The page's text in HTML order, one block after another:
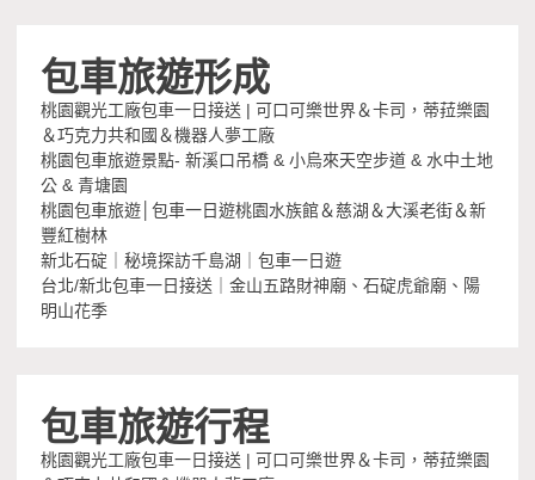
包車旅遊形成
桃園觀光工廠包車一日接送 | 可口可樂世界＆卡司，蒂菈樂園
＆巧克力共和國＆機器人夢工廠
桃園包車旅遊景點- 新溪口吊橋 & 小烏來天空步道 & 水中土地
公 & 青塘園
桃園包車旅遊│包車一日遊桃園水族館＆慈湖＆大溪老街＆新
豐紅樹林
新北石碇｜秘境探訪千島湖｜包車一日遊
台北/新北包車一日接送｜金山五路財神廟、石碇虎爺廟、陽
明山花季
包車旅遊行程
桃園觀光工廠包車一日接送 | 可口可樂世界＆卡司，蒂菈樂園